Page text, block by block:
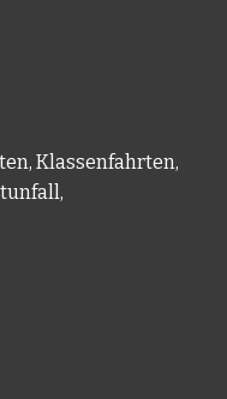
Klassenfahrten,